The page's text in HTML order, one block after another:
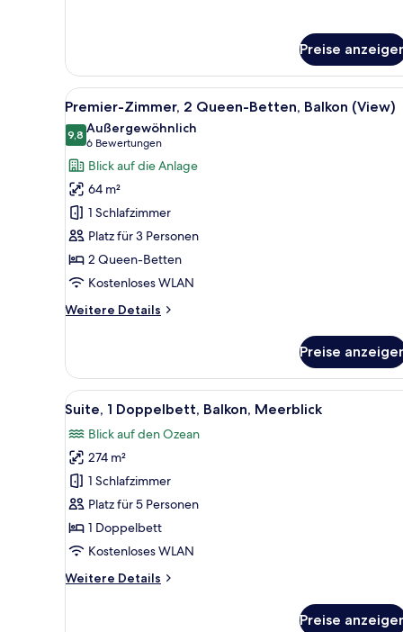
1 King-
Bett,
Balkon,
Preise
Alle
Fotos
für
Premier-
Zimmer,
2 Queen-
Betten,
Balkon
(View)
anzeigen
Ein modernes Hotelzimmer
5
Premier-Zimmer, 2 Queen-Betten, Balkon (View)
9,89,8 von 10
Außergewöhnlich
6 Bewertungen
(6
Bewertungen)
Blick auf die Anlage
64 m²
1 Schlafzimmer
Platz für 3 Personen
2 Queen-Betten
Kostenloses WLAN
Weitere Details
Weitere
Zimmer,
2 Queen-
Betten,
(View)
Preise
Alle
Fotos
für
Suite,
Doppelbett,
Balkon,
Meerblick
Ein modernes Hotelzimmer
6
Suite, 1 Doppelbett, Balkon, Meerblick
Blick auf den Ozean
274 m²
1 Schlafzimmer
Platz für 5 Personen
1 Doppelbett
Kostenloses WLAN
Weitere Details
Weitere
Preise